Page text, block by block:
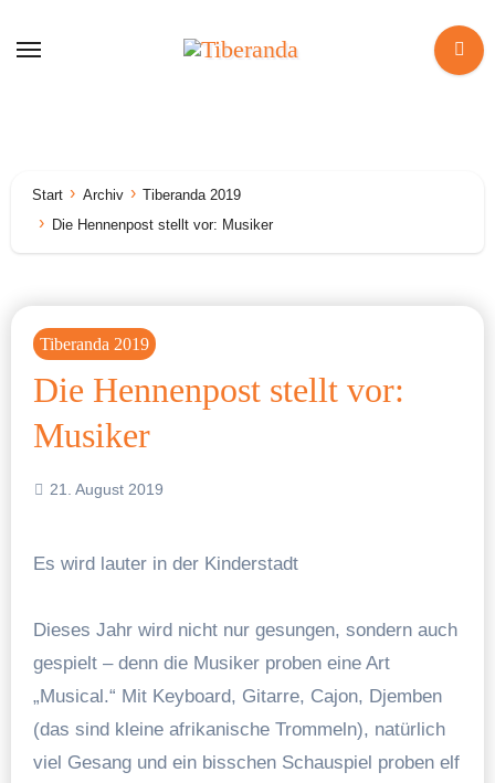
Inhalt
Start Archiv
Tiberanda 2019
Die Hennenpost stellt vor: Musiker
Tiberanda 2019
Die Hennenpost stellt vor:
Musiker
21. August 2019
Es wird lauter in der Kinderstadt
Dieses Jahr wird nicht nur gesungen, sondern auch
gespielt – denn die Musiker proben eine Art
„Musical.“ Mit Keyboard, Gitarre, Cajon, Djemben
(das sind kleine afrikanische Trommeln), natürlich
viel Gesang und ein bisschen Schauspiel proben elf